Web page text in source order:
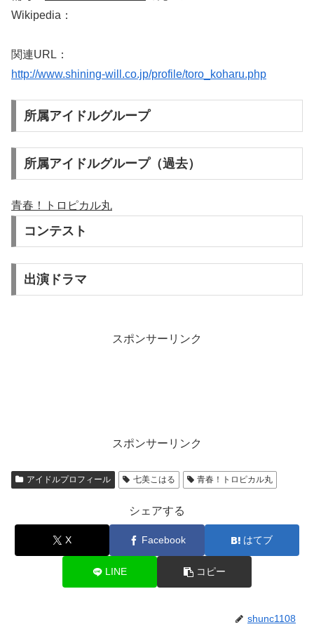
Wikipedia：
関連URL：
http://www.shining-will.co.jp/profile/toro_koharu.php
所属アイドルグループ
所属アイドルグループ（過去）
青春！トロピカル丸
コンテスト
出演ドラマ
スポンサーリンク
スポンサーリンク
アイドルプロフィール 七美こはる 青春！トロピカル丸
シェアする
X Facebook はてブ
LINE コピー
shunc1108